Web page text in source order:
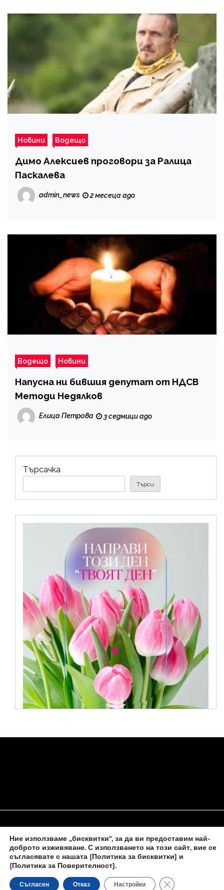
Новини Водещо
Димо Алексиев проговори за Ралица
Паскалева
admin_news 2 месеца ago
Водещо Новини
Напусна ни бившия депутат от НДСВ
Методи Недялков
Елица Петрова 3 седмици ago
Търсачка
Търси
НАЧАЛО ЗА НАС ПОЛИТИКА ЗА БИСКВИТКИ
КОНТАКТИ С НАС
Новините на novinite-dnesbg.eu
Ние използваме „бисквитки“, за да ви предоставим най-
доброто изживяване. С използването на този сайт, вие се
съгласявате с нашата [Политика за бисквитки] и
[Политика за Поверителност].
Съгласен Отказ Настройки Close GDPR